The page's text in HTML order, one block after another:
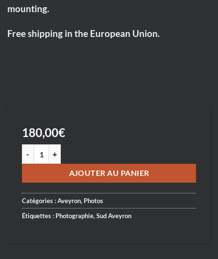
mounting.
Free shipping in the European Union.
180,00€
AJOUTER AU PANIER
Catégories :Aveyron, Photos
Étiquettes : Photographie,Sud Aveyron